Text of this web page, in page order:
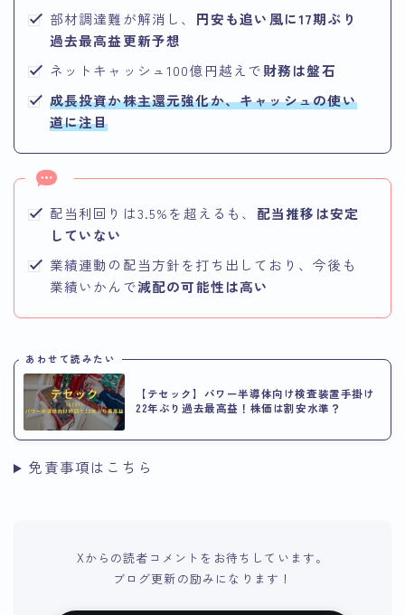
部材調達難が解消し、 円安も追い風に17期ぶり
過去最高益更新予想
ネットキャッシュ100億円越えで財務は盤石
成長投資か株主還元強化か、キャッシュの使い
道に注目
配当利回りは3.5%を超えるも、 配当推移は安定
していない
業績連動の配当方針を打ち出しており、今後も
業績いかんで減配の可能性は高い
あわせて読みたい
【テセック】パワー半導体向け検査装置手掛け
22年ぶり過去最高益！株価は割安水準？
免責事項はこちら
Xからの読者コメントをお待ちしています。
ブログ更新の励みになります！